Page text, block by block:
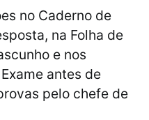
no Caderno de
na Folha de
e nos
antes de
pelo chefe de